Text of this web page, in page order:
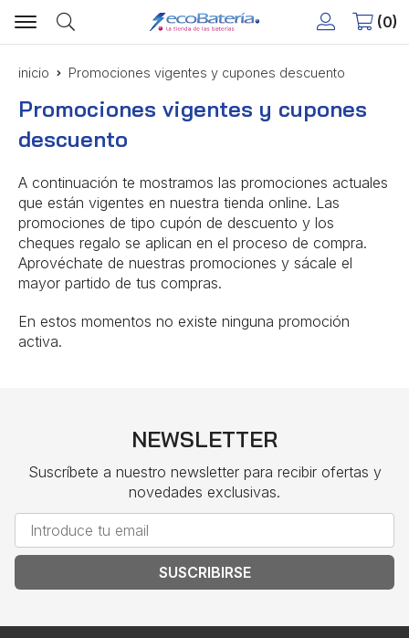
Buscar
0
inicio Promociones vigentes y cupones descuento
Promociones vigentes y cupones
descuento
A continuación te mostramos las promociones actuales
que están vigentes en nuestra tienda online. Las
promociones de tipo cupón de descuento y los
cheques regalo se aplican en el proceso de compra.
Aprovéchate de nuestras promociones y sácale el
mayor partido de tus compras.
En estos momentos no existe ninguna promoción
activa.
NEWSLETTER
Suscríbete a nuestro newsletter para recibir ofertas y
novedades exclusivas.
SUSCRIBIRSE